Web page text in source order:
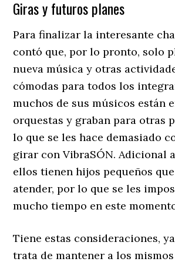
Giras y futuros planes
Para finalizar la interesante
contó que, por lo pronto, solo
nueva música y otras
cómodas para todos los
muchos de sus músicos están
orquestas y graban para otras
lo que se les hace demasiado
girar con VibraSÓN. Adicional
ellos tienen hijos pequeños
atender, por lo que se les
mucho tiempo en este
Tiene estas consideraciones,
trata de mantener a los